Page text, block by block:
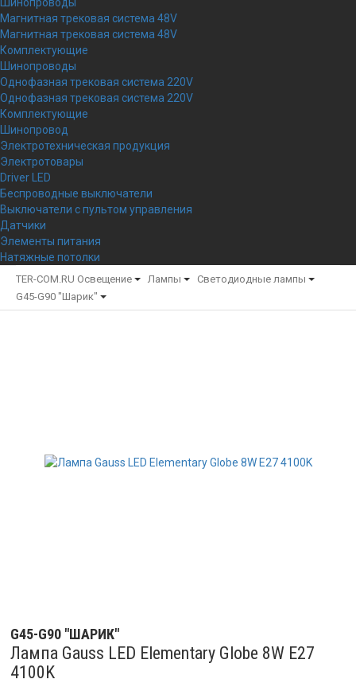
Магнитная трековая система 48V
Магнитная трековая система 48V
Комплектующие
Шинопроводы
Однофазная трековая система 220V
Однофазная трековая система 220V
Комплектующие
Шинопровод
Электротехническая продукция
Электротовары
Driver LED
Беспроводные выключатели
Выключатели с пультом управления
Датчики
Элементы питания
Натяжные потолки
TER-COM.RU Освещение Лампы
Светодиодные лампы
G45-G90 "Шарик"
G45-G90 "ШАРИК"
Лампа Gauss LED Elementary Globe 8W E27
4100K